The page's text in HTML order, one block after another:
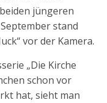
jüngeren
stand
vor der Kamera.
„Die Kirche
schon vor
hat, sieht man